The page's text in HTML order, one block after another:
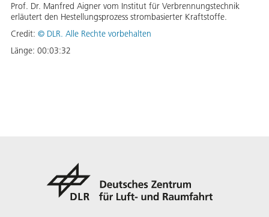
Prof. Dr. Manfred Aigner vom Institut für Verbrennungstechnik
erläutert den Hestellungsprozess strombasierter Kraftstoffe.
Credit: © DLR. Alle Rechte vorbehalten
Länge: 00:03:32